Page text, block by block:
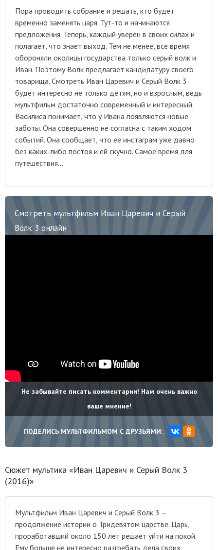
Пора проводить собрание и решать, кто будет
временно заменять царя. Тут-то и начинаются
предложения. Теперь, каждый уверен в своих силах и
полагает, что знает выход. Тем не менее, все время
обороняли околицы государства только серый волк и
Иван. Поэтому Волк предлагает кандидатуру своего
товарища. Смотреть Иван Царевич и Серый Волк 3
будет интересно не только детям, но и взрослым, ведь
мультфильм достаточно современный и интересный.
Василиса понимает, что у Ивана появляются новые
заботы. Она совершенно не согласна с таким ходом
событий. Она сообщает, что ее инстаграм уже давно
без каких-либо постоя и ей скучно. Самое время для
путешествия…
Смотреть мультфильм Иван Царевич и Серый
Волк 3 онлайн
Не забывайте писать комментарии! Нам очень важно
ваше мнение!
ПОДЕЛИСЬ МУЛЬТФИЛЬМОМ С ДРУЗЬЯМИ:
Сюжет мультика «Иван Царевич и Серый Волк 3
(2016)»
Мультфильм Иван Царевич и Серый Волк 3 –
продолжение истории о Тридевятом царстве. Царь,
проработавший около 150 лет решает уйти на покой.
Ему больше не интересно разгребать дела своих